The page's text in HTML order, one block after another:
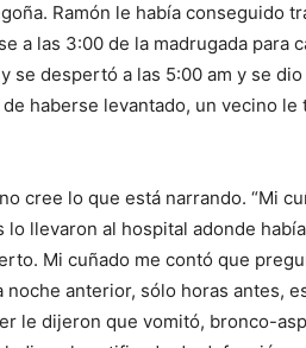
Ramón le había conseguido
a las 3:00 de la madrugada para
se despertó a las 5:00 am y se
haberse levantado, un vecino
cree lo que está narrando. “Mi
llevaron al hospital adonde
Mi cuñado me contó que
noche anterior, sólo horas antes,
le dijeron que vomitó, bronco-